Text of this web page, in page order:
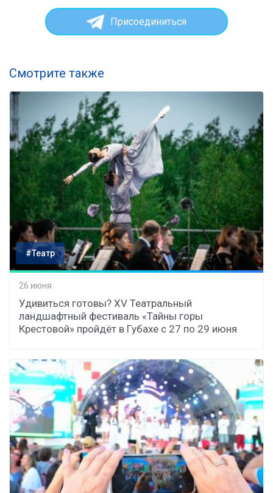
Присоединиться
Смотрите также
#Театр
26 июня
Удивиться готовы? XV Театральный
ландшафтный фестиваль «Тайны горы
Крестовой» пройдёт в Губахе с 27 по 29 июня